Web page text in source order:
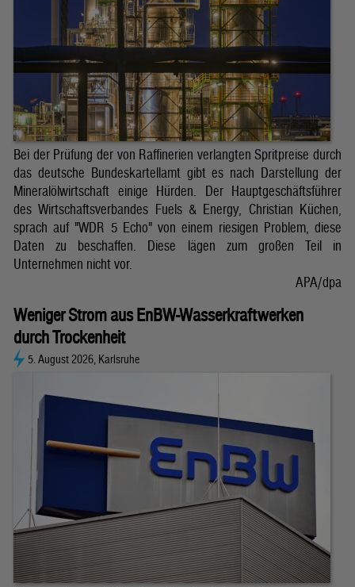
Bei der Prüfung der von Raffinerien verlangten Spritpreise durch
das deutsche Bundeskartellamt gibt es nach Darstellung der
Mineralölwirtschaft einige Hürden. Der Hauptgeschäftsführer
des Wirtschaftsverbandes Fuels & Energy, Christian Küchen,
sprach auf "WDR 5 Echo" von einem riesigen Problem, diese
Daten zu beschaffen. Diese lägen zum großen Teil in
Unternehmen nicht vor.
APA/dpa
Weniger Strom aus EnBW-Wasserkraftwerken
durch Trockenheit
5. August 2026, Karlsruhe